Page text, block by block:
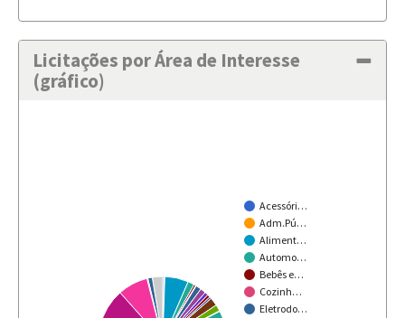
Licitações por Área de Interesse
(gráfico)
Acessóri…
Adm.Pú…
Aliment…
Automo…
Bebês e…
Cozinh…
Eletrodo…